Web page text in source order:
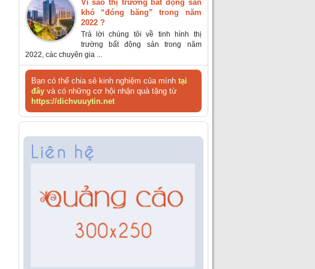
Vì sao thị trường bất động sản
khó “đóng băng” trong năm
2022 ?
Trả lời chúng tôi về tinh hình thị
trường bất động sản trong năm
2022, các chuyên gia ...
Bạn có thể chia sẻ kinh nghiệm của mình tại
đâyvà có những cơ hội nhận quà tặng từ
https://dichvuuytin.net